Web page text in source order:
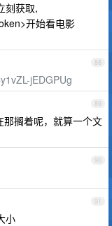
刻获取,
开始看电影
88
jEDGPUg
89
搁着呢，就算一个文
90
91
小